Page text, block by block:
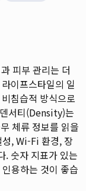
피부 관리는 더
이프스타일의 일
침습적 방식으로
서티(Density)는
체류 정보를 읽을
성, Wi-Fi 환경, 장
. 숫자 지표가 있는
용하는 것이 좋습